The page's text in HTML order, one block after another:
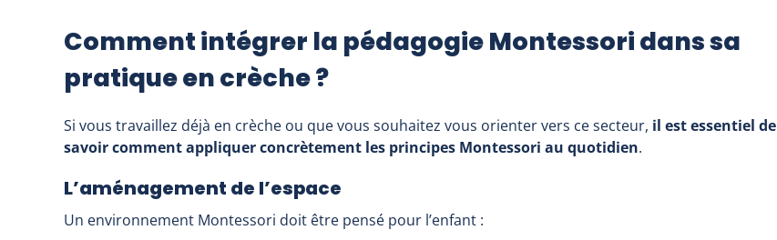
Comment intégrer la pédagogie Montessori dans sa
pratique en crèche ?
Si vous travaillez déjà en crèche ou que vous souhaitez vous orienter vers ce secteur, il est essentiel de
savoir comment appliquer concrètement les principes Montessori au quotidien.
L’aménagement de l’espace
Un environnement Montessori doit être pensé pour l’enfant :